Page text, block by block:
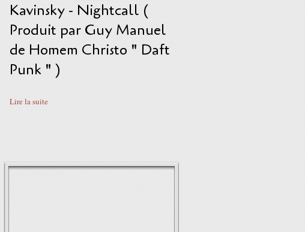
Kavinsky - Nightcall (
Produit par Guy Manuel
de Homem Christo " Daft
Punk " )
Lire la suite